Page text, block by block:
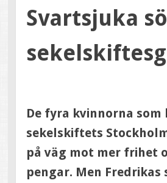
Svartsjuka
De fyra kvinnorna som
sekelskiftets
på väg mot mer frihet
pengar. Men Fredrikas